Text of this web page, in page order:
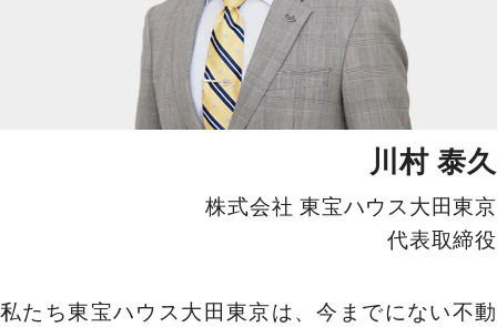
川村 泰久
株式会社 東宝ハウス大田東京
代表取締役
私たち東宝ハウス大田東京は、今までにない不動